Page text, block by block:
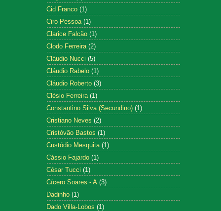
Cid Franco (1)
Ciro Pessoa (1)
Clarice Falcão (1)
Clodo Ferreira (2)
Cláudio Nucci (5)
Cláudio Rabelo (1)
Cláudio Roberto (3)
Clésio Ferreira (1)
Constantino Silva (Secundino) (1)
Cristiano Neves (2)
Cristóvão Bastos (1)
Custódio Mesquita (1)
Cássio Fajardo (1)
César Tucci (1)
Cícero Soares - A (3)
Dadinho (1)
Dado Villa-Lobos (1)